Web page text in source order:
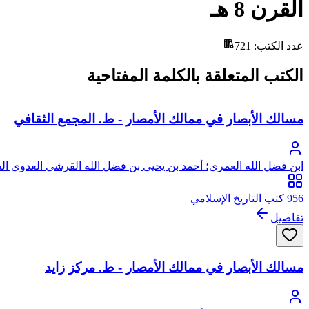
القرن 8 هـ
عدد الكتب:
721
الكتب المتعلقة بالكلمة المفتاحية
مسالك الأبصار في ممالك الأمصار - ط. المجمع الثقافي
ابن فضل الله العمري؛ أحمد بن يحيى بن فضل الله القرشي العدوي
956 كتب التاريخ الإسلامي
تفاصيل
مسالك الأبصار في ممالك الأمصار - ط. مركز زايد